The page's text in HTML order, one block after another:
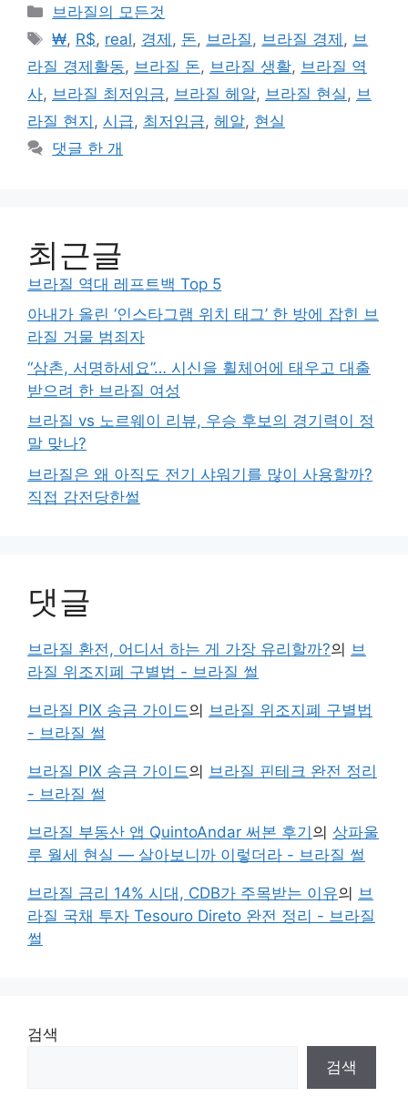
카
테
리
브라질의 모든것
태
그
₩, R$, real, 경제 , 돈, 브라질 , 브라질 경제 , 브
라질 경제활동, 브라질 돈, 브라질 생활, 브라질 역
사, 브라질 최저임금, 브라질 헤알, 브라질 현실 , 브
라질 현지 , 시급, 최저임금, 헤알, 현실
댓글 한 개
최근글
브라질 역대 레프트백 Top 5
아내가 올린 ‘인스타그램 위치 태그’ 한 방에 잡힌 브
라질 거물 범죄자
“삼촌, 서명하세요”… 시신을 휠체어에 태우고 대출
받으려 한 브라질 여성
브라질 vs 노르웨이 리뷰, 우승 후보의 경기력이 정
말 맞나?
브라질은 왜 아직도 전기 샤워기를 많이 사용할까?
직접 감전당한썰
댓글
브라질 환전, 어디서 하는 게 가장 유리할까?의 브
라질 위조지폐 구별법 - 브라질 썰
브라질 PIX 송금 가이드의 브라질 위조지폐 구별법
- 브라질 썰
브라질 PIX 송금 가이드의 브라질 핀테크 완전 정리
- 브라질 썰
브라질 부동산 앱 QuintoAndar 써본 후기의 상파울
루 월세 현실 — 살아보니까 이렇더라 - 브라질 썰
브라질 금리 14% 시대, CDB가 주목받는 이유의 브
라질 국채 투자 Tesouro Direto 완전 정리 - 브라질
썰
검색
검색